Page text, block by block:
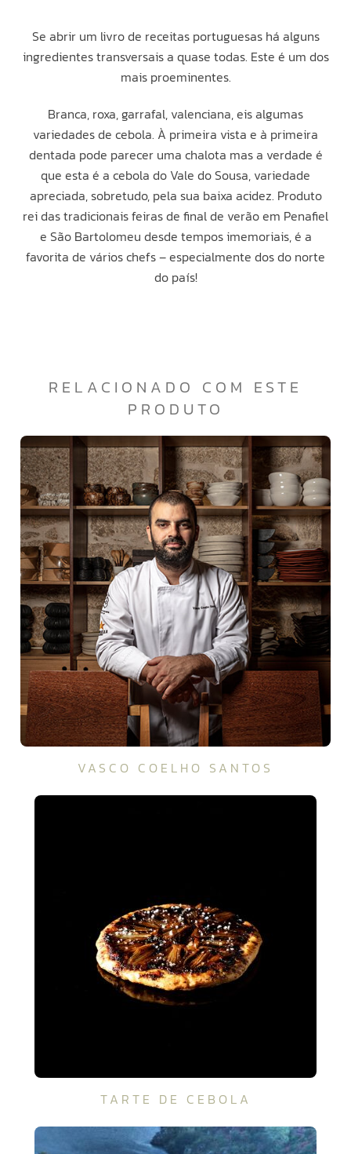
Se abrir um livro de receitas portuguesas há alguns
ingredientes transversais a quase todas. Este é um dos
mais proeminentes.
Branca, roxa, garrafal, valenciana, eis algumas
variedades de cebola. À primeira vista e à primeira
dentada pode parecer uma chalota mas a verdade é
que esta é a cebola do Vale do Sousa, variedade
apreciada, sobretudo, pela sua baixa acidez. Produto
rei das tradicionais feiras de final de verão em Penafiel
e São Bartolomeu desde tempos imemoriais, é a
favorita de vários chefs – especialmente dos do norte
do país!
RELACIONADO COM ESTE
PRODUTO
VASCO COELHO SANTOS
TARTE DE CEBOLA